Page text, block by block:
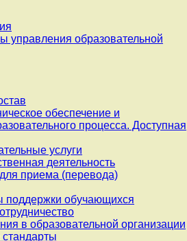
управления образовательной
обеспечение и
процесса. Доступная
услуги
деятельность
приема (перевода)
поддержки обучающихся
в образовательной организации